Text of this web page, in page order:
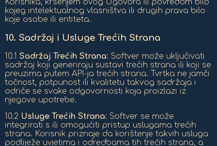
Korisnika, kršenjem ovog Ugovora ili povredom bilo
kojeg intelektualnog vlasništva ili drugih prava bilo
koje osobe ili entiteta.
10. Sadržaj i Usluge Trećih Strana
10.1 Sadržaj Trećih Strana: Softver može uključivati
sadržaj koji generiraju sustavi trećih strana ili koji se
preuzima putem API-ja trećih strana. Tvrtka ne jamči
točnost, potpunost ili kvalitetu takvog sadržaja i
odriče se svake odgovornosti koja proizlazi iz
njegove upotrebe.
10.2 Usluge Trećih Strana: Softver se može
integrirati s ili omogućiti pristup uslugama trećih
strana. Korisnik priznaje da korištenje takvih usluga
podliježe uvjetima i odredbama tih trećih strana, a